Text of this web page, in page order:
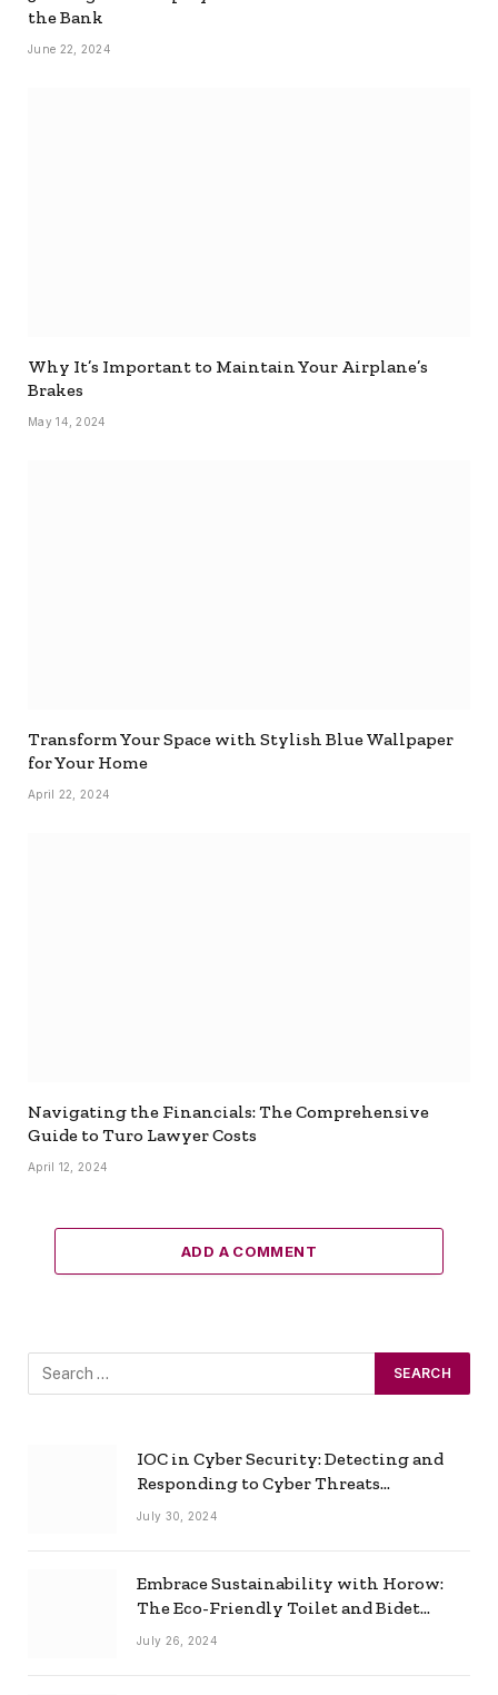
the Bank
June 22, 2024
Why It’s Important to Maintain Your Airplane’s
Brakes
May 14, 2024
Transform Your Space with Stylish Blue Wallpaper
for Your Home
April 22, 2024
Navigating the Financials: The Comprehensive
Guide to Turo Lawyer Costs
April 12, 2024
ADD A COMMENT
IOC in Cyber Security: Detecting and
Responding to Cyber Threats
Effectively
July 30, 2024
Embrace Sustainability with Horow:
The Eco-Friendly Toilet and Bidet
Combo
July 26, 2024